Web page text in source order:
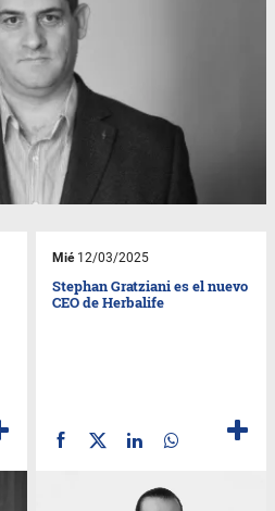
Mié12/03/2025
Stephan Gratziani es el nuevo
CEO de Herbalife